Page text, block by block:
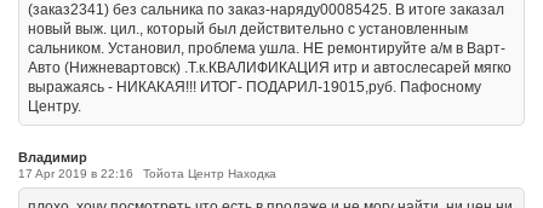
(заказ2341) без сальника по заказ-наряду00085425. В итоге заказал
новый выж. цил., который был действительно с установленным
сальником. Установил, проблема ушла. НЕ ремонтируйте а/м в Варт-
Авто (Нижневартовск) .Т.к.КВАЛИФИКАЦИЯ итр и автослесарей мягко
выражаясь - НИКАКАЯ!!! ИТОГ- ПОДАРИЛ-19015,руб. Пафосному
Центру.
Владимир
17 Apr 2019 в 22:16 Тойота Центр Находка